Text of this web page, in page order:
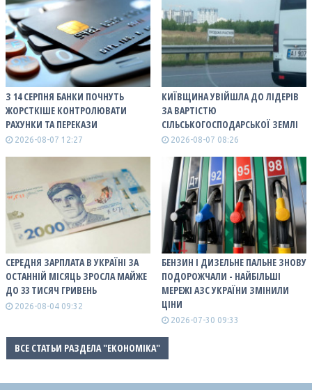
З 14 СЕРПНЯ БАНКИ ПОЧНУТЬ
ЖОРСТКІШЕ КОНТРОЛЮВАТИ
РАХУНКИ ТА ПЕРЕКАЗИ
2026-08-07 12:27
КИЇВЩИНА УВІЙШЛА ДО ЛІДЕРІВ
ЗА ВАРТІСТЮ
СІЛЬСЬКОГОСПОДАРСЬКОЇ ЗЕМЛІ
2026-08-07 08:26
СЕРЕДНЯ ЗАРПЛАТА В УКРАЇНІ ЗА
ОСТАННІЙ МІСЯЦЬ ЗРОСЛА МАЙЖЕ
ДО 33 ТИСЯЧ ГРИВЕНЬ
2026-08-04 09:32
БЕНЗИН І ДИЗЕЛЬНЕ ПАЛЬНЕ ЗНОВУ
ПОДОРОЖЧАЛИ - НАЙБІЛЬШІ
МЕРЕЖІ АЗС УКРАЇНИ ЗМІНИЛИ
ЦІНИ
2026-07-30 09:33
ВСЕ СТАТЬИ РАЗДЕЛА "ЕКОНОМІКА"